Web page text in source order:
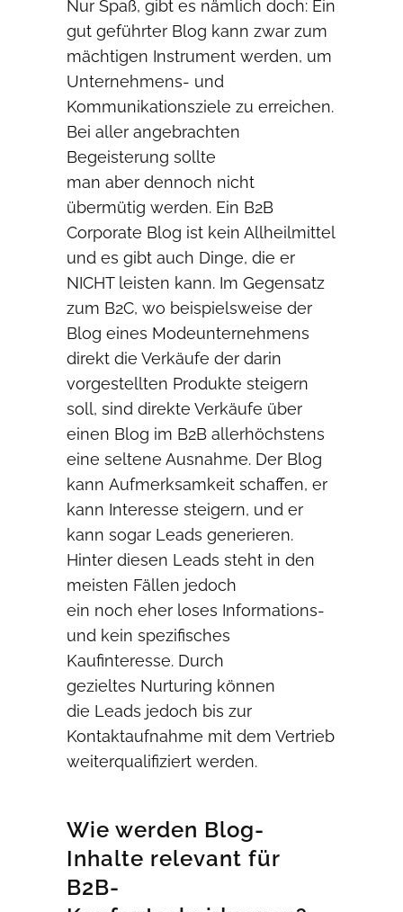
Nur Spaß, gibt es nämlich doch: Ein
gut geführter Blog kann zwar zum
mächtigen Instrument werden, um
Unternehmens- und
Kommunikationsziele zu erreichen.
Bei aller angebrachten
Begeisterung sollte
man aber dennoch nicht
übermütig werden. Ein B2B
Corporate Blog ist kein Allheilmittel
und es gibt auch Dinge, die er
NICHT leisten kann. Im Gegensatz
zum B2C, wo beispielsweise der
Blog eines Modeunternehmens
direkt die Verkäufe der darin
vorgestellten Produkte steigern
soll, sind direkte Verkäufe über
einen Blog im B2B allerhöchstens
eine seltene Ausnahme. Der Blog
kann Aufmerksamkeit schaffen, er
kann Interesse steigern, und er
kann sogar Leads generieren.
Hinter diesen Leads steht in den
meisten Fällen jedoch
ein noch eher loses Informations-
und kein spezifisches
Kaufinteresse. Durch
gezieltes Nurturing können
die Leads jedoch bis zur
Kontaktaufnahme mit dem Vertrieb
weiterqualifiziert werden.
Wie werden Blog-
Inhalte relevant für
B2B-